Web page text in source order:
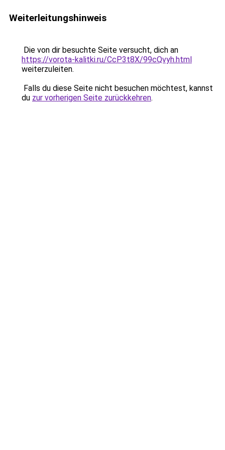
Weiterleitungshinweis
Die von dir besuchte Seite versucht, dich an
https://vorota-kalitki.ru/CcP3t8X/99cQvyh.html
weiterzuleiten.
Falls du diese Seite nicht besuchen möchtest, kannst
du zur vorherigen Seite zurückkehren.